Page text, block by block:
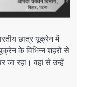
छात्र यूक्रेन में
के विभिन्न शहरों से
जा रहा। वहां से उन्हें